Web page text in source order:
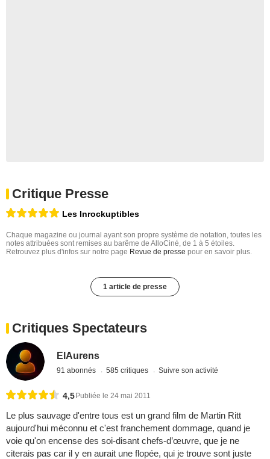
Critique Presse
Les Inrockuptibles
Chaque magazine ou journal ayant son propre système de notation, toutes les
notes attribuées sont remises au barême de AlloCiné, de 1 à 5 étoiles.
Retrouvez plus d'infos sur notre page Revue de presse pour en savoir plus.
1 article de presse
Critiques Spectateurs
ElAurens
91 abonnés 585 critiques Suivre son activité
4,5 Publiée le 24 mai 2011
Le plus sauvage d'entre tous est un grand film de Martin Ritt
aujourd'hui méconnu et c'est franchement dommage, quand je
voie qu'on encense des soi-disant chefs-d’œuvre, que je ne
citerais pas car il y en aurait une flopée, qui je trouve sont juste